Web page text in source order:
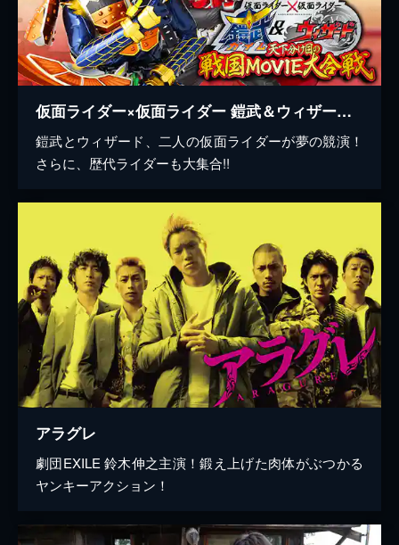
仮面ライダー×仮面ライダー 鎧武＆ウィザード 天下分け目の戦国MOVIE大合戦
鎧武とウィザード、二人の仮面ライダーが夢の競演！
さらに、歴代ライダーも大集合!!
アラグレ
劇団EXILE 鈴木伸之主演！鍛え上げた肉体がぶつかる
ヤンキーアクション！